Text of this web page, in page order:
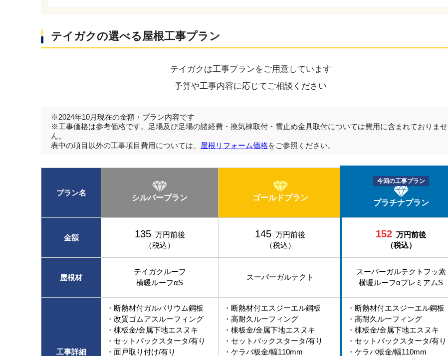
テイガクの選べる屋根工事プラン
テイガクは工事プランをご用意しています
予算や工事内容に応じてご相談ください
※2024年10月現在の金額・プラン内容です
※工事価格は参考価格です。足場及び足場の諸経費・換気棟取付・雪止め金具取付については費用に含まれておりませ
ん。
表中の項目以外の工事項目費用については、
屋根リフォーム価格をご参照ください。
プラン名
シルバープラン ゴールドプラン
今回の工事プラン
プラチナプラン
金額 135 万円前後
（税込）
145 万円前後
（税込）
152 万円前後
（税込）
屋根材
テイガクルーフ
横暖ルーフαS
スーパーガルテクト
スーパーガルテクトフッ素
横暖ルーフαプレミアムS
工事詳細
・断熱材付ガルバリウム鋼板
・改質ゴムアスルーフィング
・棟板金/金属下地エスヌキ
・セットバックスタータ/有り
・面戸取り付け/有り
・断熱材付エスジーエル鋼板
・高耐久ルーフィング
・棟板金/金属下地エスヌキ
・セットバックスタータ/有り
・ケラバ板金/幅110mm
・断熱材付エスジーエル鋼板
・高耐久ルーフィング
・棟板金/金属下地エスヌキ
・セットバックスタータ/有り
・ケラバ板金/幅110mm